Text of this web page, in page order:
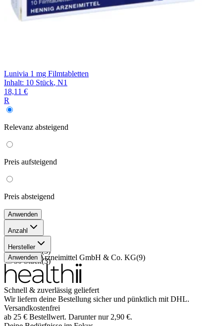
Lunivia 1 mg Filmtabletten
Inhalt: 10 Stück, N1
18,11 €
R
Relevanz absteigend
Preis aufsteigend
Preis absteigend
Anwenden
Anzahl
20 Stück (3
10 Stück(3)
30 Stück(3)
Hersteller
Hennig Arzneimittel GmbH & Co. KG(9)
Anwenden
Schnell & zuverlässig geliefert
Wir liefern deine Bestellung sicher und pünktlich mit DHL.
Versandkostenfrei
ab 25 € Bestellwert. Darunter nur 2,90 €.